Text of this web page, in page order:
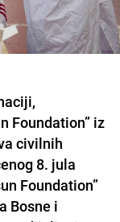
Foundation” iz
civilnih
8. jula
Foundation”
Bosne i